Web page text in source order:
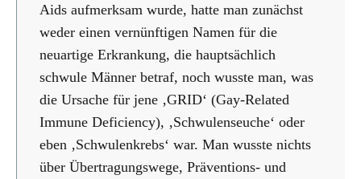
Aids aufmerksam wurde, hatte man zunächst
weder einen vernünftigen Namen für die
neuartige Erkrankung, die hauptsächlich
schwule Männer betraf, noch wusste man, was
die Ursache für jene ‚GRID‘ (Gay-Related
Immune Deficiency), ‚Schwulenseuche‘ oder
eben ‚Schwulenkrebs‘ war. Man wusste nichts
über Übertragungswege, Präventions- und